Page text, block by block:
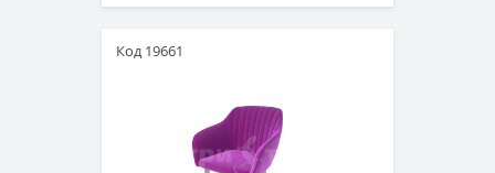
Код 19661